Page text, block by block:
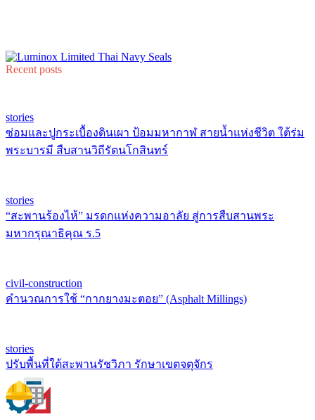
Recent posts
stories
ซ่อมและปูกระเบื้องดินเผา ป้อมมหากาฬ สายน้ำแห่งชีวิต ใต้ร่ม
พระบารมี สืบสานวิถีรัตนโกสินทร์
stories
“สะพานร้องไห้” มรดกแห่งความอาลัย สู่การสืบสานพระ
มหากรุณาธิคุณ ร.5
civil-construction
คำนวณการใช้ “กากยางมะตอย” (Asphalt Millings)
stories
ปรับพื้นที่ใต้สะพานรัชวิภา รักษาเขตจตุจักร